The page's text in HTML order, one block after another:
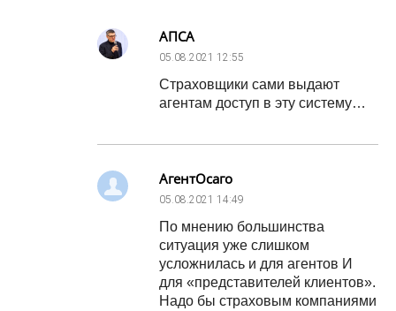
АПСА
05.08.2021 12:55
Страховщики сами выдают
агентам доступ в эту систему…
АгентОсаго
05.08.2021 14:49
По мнению большинства
ситуация уже слишком
усложнилась и для агентов И
для «представителей клиентов».
Надо бы страховым компаниями